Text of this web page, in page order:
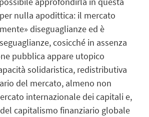
nulla apodittica: il mercato
diseguaglianze ed è
cosicché in assenza
pubblica appare utopico
solidaristica, redistributiva
del mercato, almeno non
internazionale dei capitali e,
capitalismo finanziario globale